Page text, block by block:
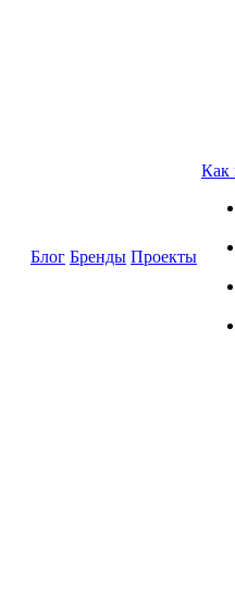
Блог Бренды Проекты
Как